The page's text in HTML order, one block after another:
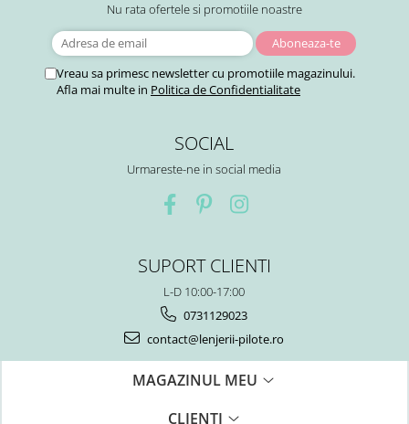
Nu rata ofertele si promotiile noastre
Vreau sa primesc newsletter cu promotiile magazinului.
Afla mai multe in Politica de Confidentialitate
SOCIAL
Urmareste-ne in social media
SUPORT CLIENTI
L-D 10:00-17:00
0731129023
contact@lenjerii-pilote.ro
MAGAZINUL MEU
CLIENTI